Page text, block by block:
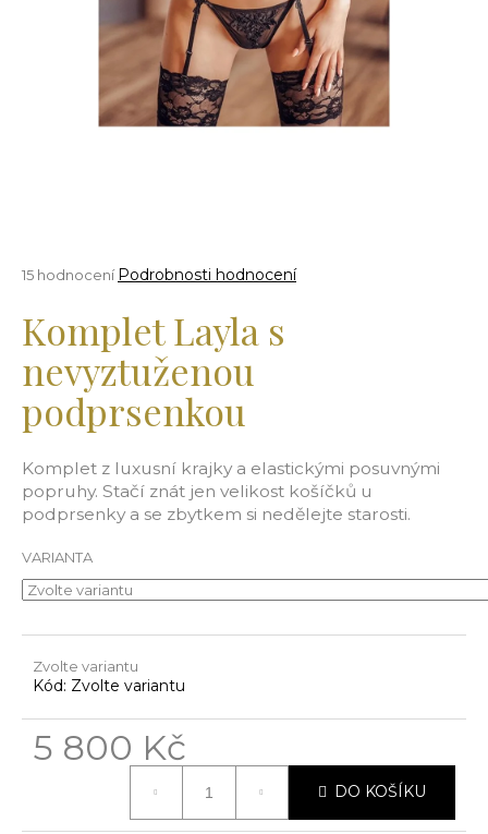
Průměrné
je
4,3
z
5
hvězdiček.
15 hodnocení Podrobnosti hodnocení
Komplet Layla s
nevyztuženou
podprsenkou
Komplet z luxusní krajky a elastickými posuvnými
popruhy. Stačí znát jen velikost košíčků u
podprsenky a se zbytkem si nedělejte starosti.
VARIANTA
Zvolte variantu
Kód: Zvolte variantu
5 800 Kč
DO KOŠÍKU
D
o
p
o
r
u
č
u
e
m
e